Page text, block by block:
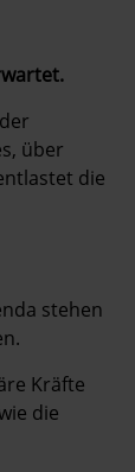
über
die
stehen
Kräfte
die